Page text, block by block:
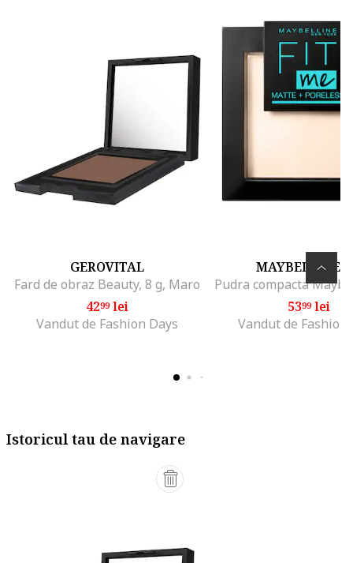
GEROVITAL
Fard de obraz Beauty, 8 g, Maro
4299lei
Vandut de Fashion Days
MAYBELLINE
5399lei
Vandut de Fashion
Istoricul tau de navigare